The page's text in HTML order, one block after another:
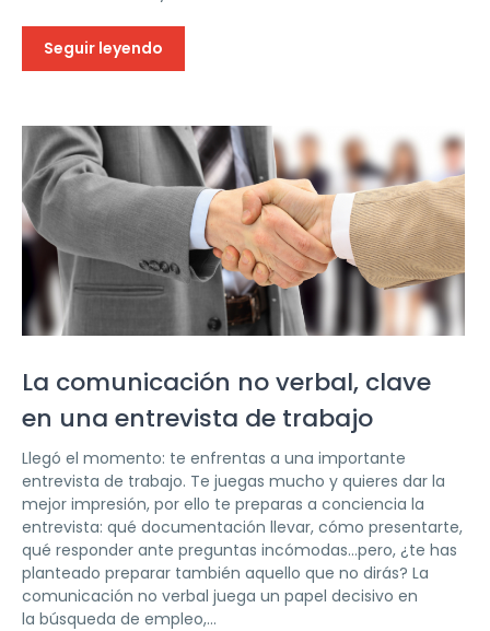
Seguir leyendo
La comunicación no verbal, clave
en una entrevista de trabajo
Llegó el momento: te enfrentas a una importante
entrevista de trabajo. Te juegas mucho y quieres dar la
mejor impresión, por ello te preparas a conciencia la
entrevista: qué documentación llevar, cómo presentarte,
qué responder ante preguntas incómodas…pero, ¿te has
planteado preparar también aquello que no dirás? La
comunicación no verbal juega un papel decisivo en
la búsqueda de empleo,...